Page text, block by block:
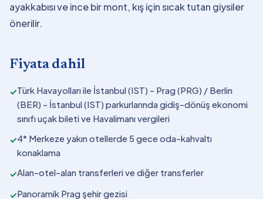
ayakkabısı ve ince bir mont, kış için sıcak tutan giysiler
önerilir.
Fiyata dahil
✓Türk Havayolları ile İstanbul (IST) - Prag (PRG) / Berlin
(BER) - İstanbul (IST) parkurlarında gidiş-dönüş ekonomi
sınıfı uçak bileti ve Havalimanı vergileri
✓4* Merkeze yakın otellerde 5 gece oda-kahvaltı
konaklama
✓Alan-otel-alan transferleri ve diğer transferler
✓Panoramik Prag şehir gezisi